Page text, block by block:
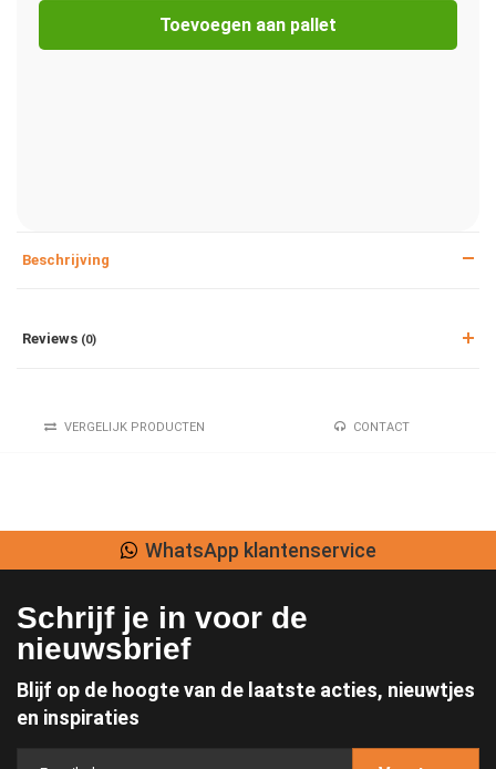
Toevoegen aan pallet
Beschrijving
Reviews (0)
VERGELIJK PRODUCTEN CONTACT
WhatsApp klantenservice
Schrijf je in voor de
nieuwsbrief
Blijf op de hoogte van de laatste acties, nieuwtjes
en inspiraties